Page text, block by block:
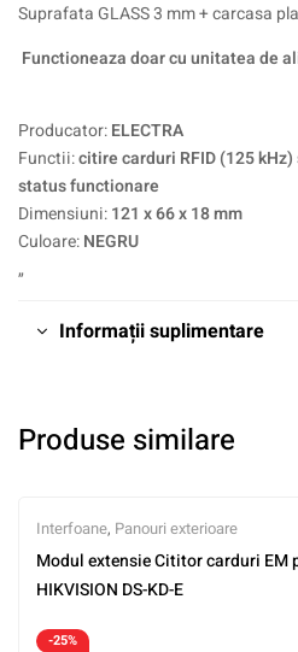
Suprafata GLASS 3 mm + carcasa
Functioneaza doar cu unitatea de
Producator:ELECTRA
Functii:citire carduri RFID (125
status functionare
Dimensiuni:121 x 66 x 18 mm
Culoare:NEGRU
„
Informații suplimentare
Produse similare
Interfoane, Panouri exterioare
Modul extensie Cititor carduri
HIKVISION DS-KD-E
-25%